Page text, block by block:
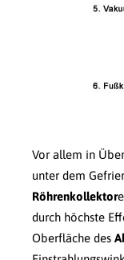
Vor allem in
unter dem
Röhrenkollektor
durch höchste
Oberfläche des